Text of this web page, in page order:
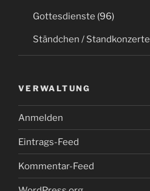
Gottesdienste (96)
Ständchen / Standkonzerte
VERWALTUNG
Anmelden
Eintrags-Feed
Kommentar-Feed